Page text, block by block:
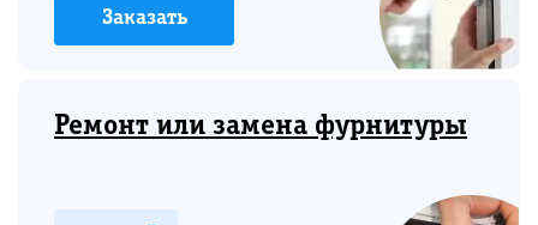
Заказать
Ремонт или замена фурнитуры